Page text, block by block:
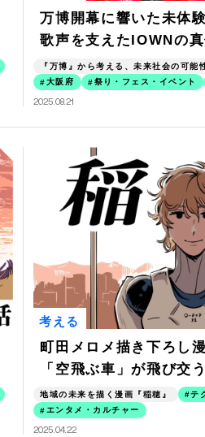
万博開幕に響いた未体
歌声を支えたIOWNの
『万博』から考える、未来社会の可能
大阪府
祭り・フェス・イベント
2025.08.21
考える
町田メロメ描き下ろし
「空飛ぶ車」が飛び交
地域の未来を描く漫画『稲穂』 テ
エンタメ・カルチャー
2025.04.22